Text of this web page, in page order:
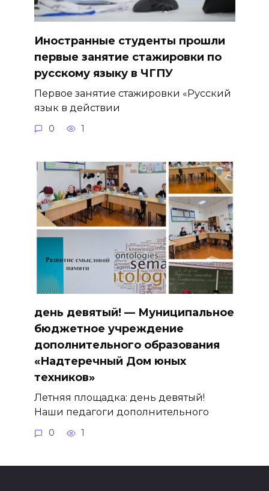
Иностранные студенты прошли
первые занятие стажировки по
русскому языку в ЧГПУ
Первое занятие стажировки «Русский
язык в действии
0 1
день девятый! — Муниципальное
бюджетное учреждение
дополнительного образования
«Надтеречный Дом юных
техников»
Летняя площадка: день девятый!
Наши педагоги дополнительного
0 1